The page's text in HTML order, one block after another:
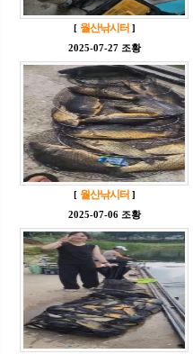
[ 월산낚시터 ]
2025-07-27 조황
[ 월산낚시터 ]
2025-07-06 조황